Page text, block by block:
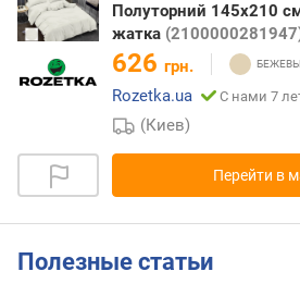
Полуторний 145х210
жатка
626 грн.
Rozetka.ua
С нами 7
(Киев)
Перейти в
Полезные статьи